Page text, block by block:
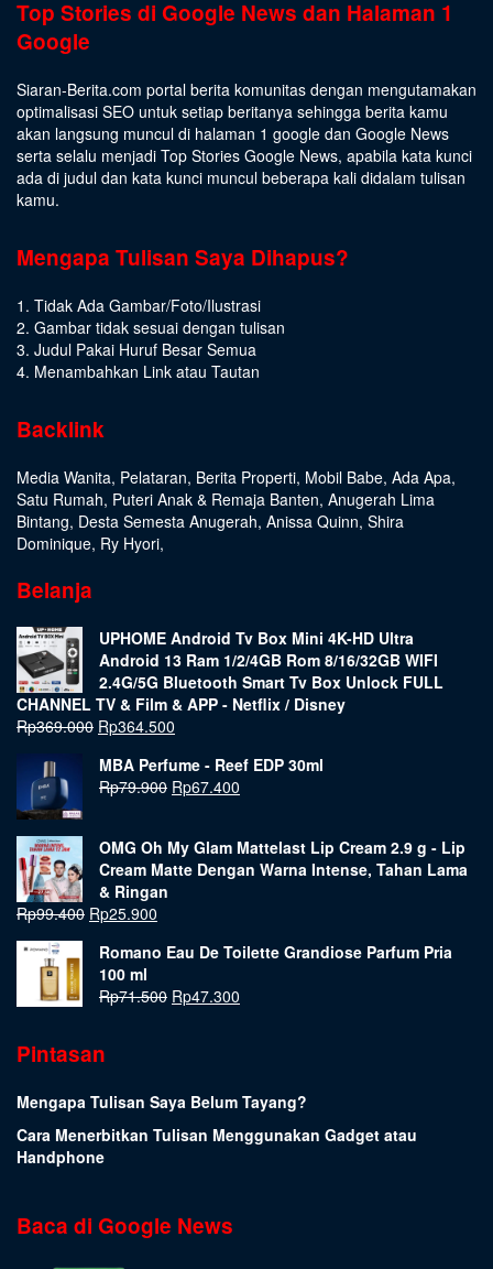
Top Stories di Google News dan Halaman 1
Google
Siaran-Berita.com portal berita komunitas dengan mengutamakan
optimalisasi SEO untuk setiap beritanya sehingga berita kamu
akan langsung muncul di halaman 1 google dan Google News
serta selalu menjadi Top Stories Google News, apabila kata kunci
ada di judul dan kata kunci muncul beberapa kali didalam tulisan
kamu.
Mengapa Tulisan Saya Dihapus?
1. Tidak Ada Gambar/Foto/Ilustrasi
2. Gambar tidak sesuai dengan tulisan
3. Judul Pakai Huruf Besar Semua
4. Menambahkan Link atau Tautan
Backlink
Media Wanita, Pelataran, Berita Properti, Mobil Babe, Ada Apa,
Satu Rumah, Puteri Anak & Remaja Banten, Anugerah Lima
Bintang, Desta Semesta Anugerah, Anissa Quinn, Shira
Dominique, Ry Hyori,
Belanja
UPHOME Android Tv Box Mini 4K-HD Ultra
Android 13 Ram 1/2/4GB Rom 8/16/32GB WIFI
2.4G/5G Bluetooth Smart Tv Box Unlock FULL
CHANNEL TV & Film & APP - Netflix / Disney
Rp369.000 Rp364.500
MBA Perfume - Reef EDP 30ml
Rp79.900 Rp67.400
OMG Oh My Glam Mattelast Lip Cream 2.9 g - Lip
Cream Matte Dengan Warna Intense, Tahan Lama
& Ringan
Rp99.400 Rp25.900
Romano Eau De Toilette Grandiose Parfum Pria
100 ml
Rp71.500 Rp47.300
Pintasan
Mengapa Tulisan Saya Belum Tayang?
Cara Menerbitkan Tulisan Menggunakan Gadget atau
Handphone
Baca di Google News